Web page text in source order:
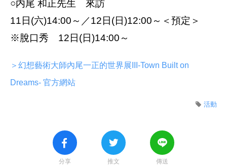
○内尾 和正先生 來訪
11日(六)14:00～／12日(日)12:00～＜預定＞
※脫口秀 12日(日)14:00～
＞幻想藝術大師內尾一正的世界展III-Town Built on
Dreams- 官方網站
活動
分享 推文 傳送